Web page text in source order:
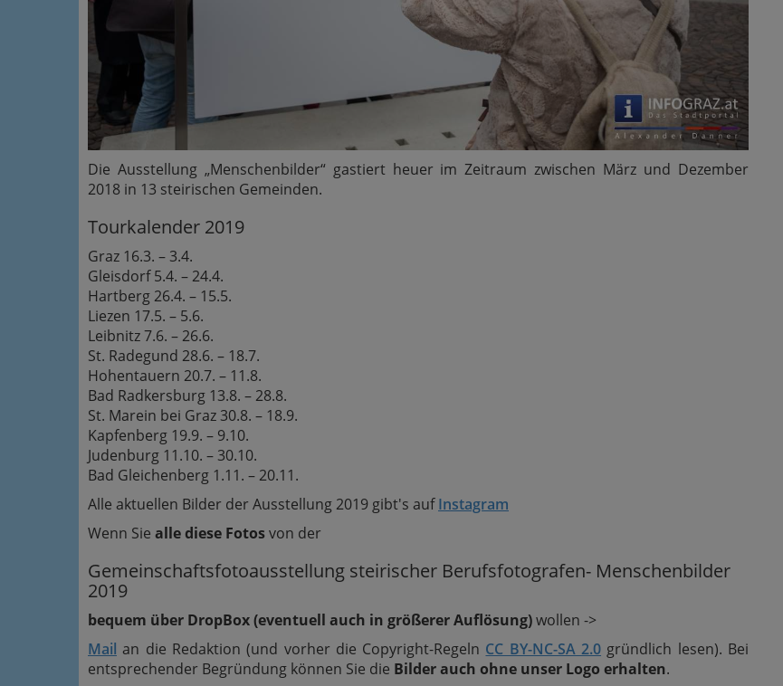
Die Ausstellung „Menschenbilder“ gastiert heuer im Zeitraum zwischen März und Dezember
2018 in 13 steirischen Gemeinden.
Tourkalender 2019
Graz 16.3. – 3.4.
Gleisdorf 5.4. – 24.4.
Hartberg 26.4. – 15.5.
Liezen 17.5. – 5.6.
Leibnitz 7.6. – 26.6.
St. Radegund 28.6. – 18.7.
Hohentauern 20.7. – 11.8.
Bad Radkersburg 13.8. – 28.8.
St. Marein bei Graz 30.8. – 18.9.
Kapfenberg 19.9. – 9.10.
Judenburg 11.10. – 30.10.
Bad Gleichenberg 1.11. – 20.11.
Alle aktuellen Bilder der Ausstellung 2019 gibt's aufInstagram
Wenn Sie alle diese Fotosvon der
Gemeinschaftsfotoausstellung steirischer Berufsfotografen- Menschenbilder
2019
bequem über DropBox (eventuell auch in größerer Auflösung)wollen ->
Mail an die Redaktion (und vorher die Copyright-Regeln CC BY-NC-SA 2.0 gründlich lesen). Bei
entsprechender Begründung können Sie die Bilder auch ohne unser Logo erhalten.